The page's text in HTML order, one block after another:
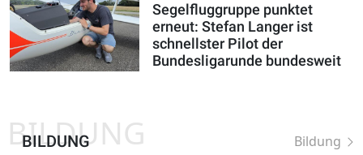
Segelfluggruppe punktet
erneut: Stefan Langer ist
schnellster Pilot der
Bundesligarunde bundesweit
BILDUNG
BILDUNG Bildung